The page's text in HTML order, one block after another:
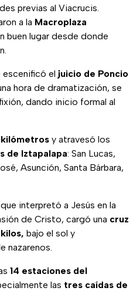
previas al Viacrucis.
a la Macroplaza
buen lugar desde donde
escenificó el juicio de Poncio
hora de dramatización, se
dando inicio formal al
kilómetros y atravesó los
de Iztapalapa: San Lucas,
Asunción, Santa Bárbara,
interpretó a Jesús en la
de Cristo, cargó una cruz
bajo el sol y
nazarenos.
14 estaciones del
las tres caídas de